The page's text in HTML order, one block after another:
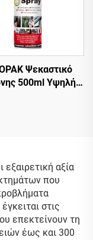
Ψεκαστικό
500ml Υψηλής
αξία
που
στις
επεκτείνουν τη
έως και 300